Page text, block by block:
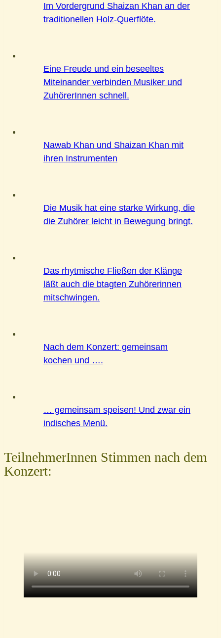
Im Vordergrund Shaizan Khan an der
traditionellen Holz-Querflöte.
Eine Freude und ein beseeltes
Miteinander verbinden Musiker und
ZuhörerInnen schnell.
Nawab Khan und Shaizan Khan mit
ihren Instrumenten
Die Musik hat eine starke Wirkung, die
die Zuhörer leicht in Bewegung bringt.
Das rhytmische Fließen der Klänge
läßt auch die btagten Zuhörerinnen
mitschwingen.
Nach dem Konzert: gemeinsam
kochen und ….
… gemeinsam speisen! Und zwar ein
indisches Menü.
TeilnehmerInnen Stimmen nach dem
Konzert: